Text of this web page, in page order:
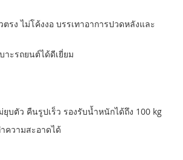
รง ไม่โค้งงอ บรรเทาอาการปวดหลังและ
าะรถยนต์ได้ดีเยี่ยม
บตัว คืนรูปเร็ว รองรับน้ำหนักได้ถึง 100 kg
ความสะอาดได้